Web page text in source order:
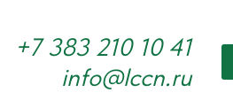
+7 383 210 10 41
info@lccn.ru